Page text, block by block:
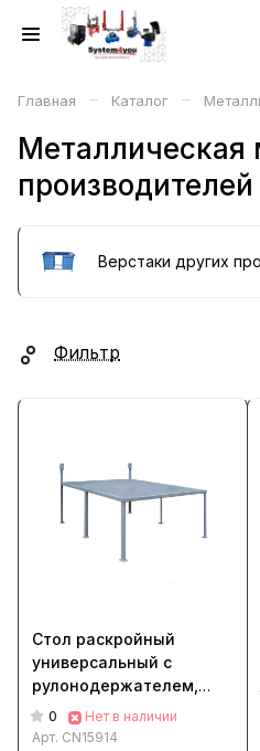
Главная – Каталог –
Металлическая
производителей
Верстаки других
Фильтр
Стол раскройный
универсальный с
рулонодержателем,
мерной линейкой и
отрезным ножом
0
Нет в наличии
Арт. CN15914